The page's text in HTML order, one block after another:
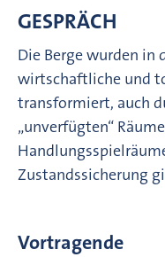
GESPRÄCH
Die Berge wurden in
wirtschaftliche und
transformiert, auch
„unverfügten“
Zustandssicherung
Vortragende